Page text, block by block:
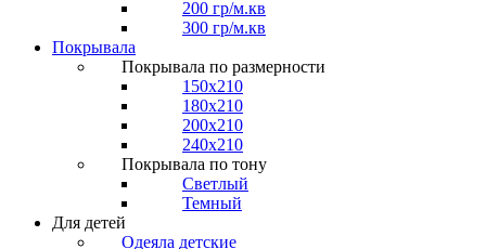
200 гр/м.кв
300 гр/м.кв
Покрывала
Покрывала по размерности
150x210
180x210
200x210
240x210
Покрывала по тону
Светлый
Темный
Для детей
Одеяла детские